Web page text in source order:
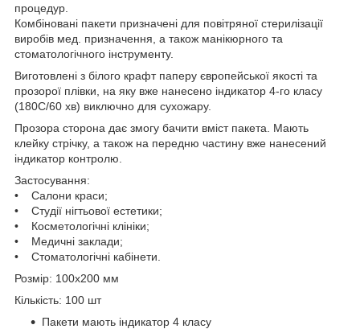
процедур.
Комбіновані пакети призначені для повітряної стерилізації
виробів мед. призначення, а також манікюрного та
стоматологічного інструменту.
Виготовлені з білого крафт паперу європейської якості та
прозорої плівки, на яку вже нанесено індикатор 4-го класу
(180С/60 хв) виключно для сухожару.
Прозора сторона дає змогу бачити вміст пакета. Мають
клейку стрічку, а також на передню частину вже нанесений
індикатор контролю.
Застосування:
• Салони краси;
• Студії нігтьової естетики;
• Косметологічні клініки;
• Медичні заклади;
• Стоматологічні кабінети.
Розмір: 100х200 мм
Кількість: 100 шт
Пакети мають індикатор 4 класу